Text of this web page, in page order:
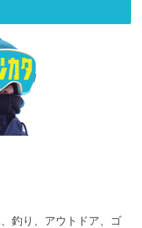
釣り、アウトドア、ゴ